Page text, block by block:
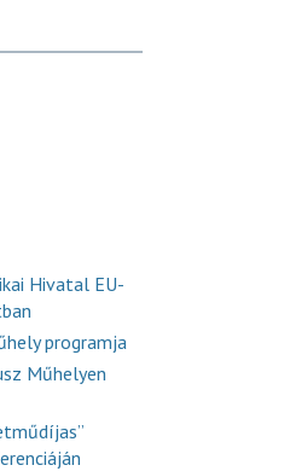
Hivatal EU-
programja
Műhelyen